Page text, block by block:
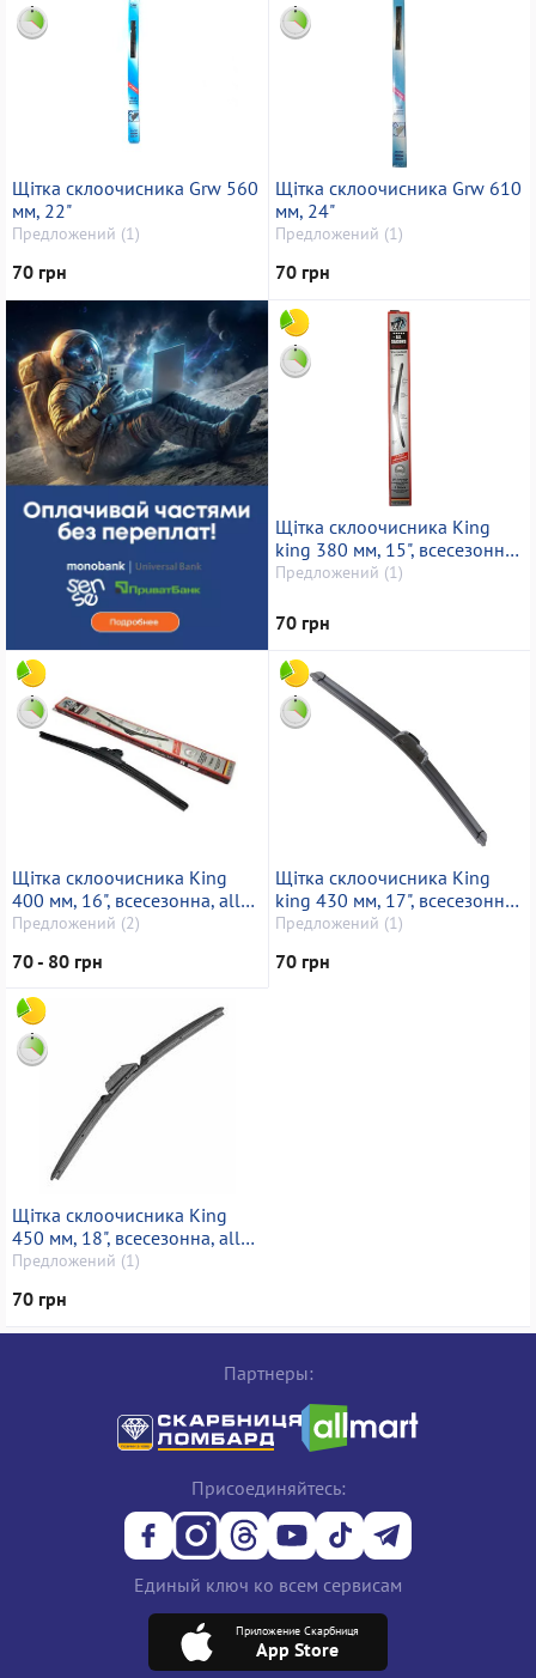
Щітка склоочисника Grw 560
мм, 22"
Предложений (1)
70 грн
Щітка склоочисника Grw 610
мм, 24"
Предложений (1)
70 грн
Щітка склоочисника King
king 380 мм, 15", всесезонна,
all seasons
Предложений (1)
70 грн
Щітка склоочисника King
400 мм, 16", всесезонна, all
seasons
Предложений (2)
70 - 80 грн
Щітка склоочисника King
king 430 мм, 17", всесезонна,
all seasons
Предложений (1)
70 грн
Щітка склоочисника King
450 мм, 18", всесезонна, all
seasons
Предложений (1)
70 грн
Партнеры:
Присоединяйтесь:
Единый ключ ко всем сервисам
Приложение Скарбниця
App Store